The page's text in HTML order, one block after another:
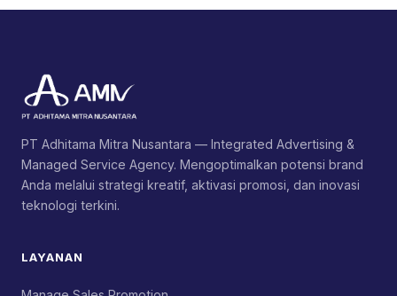
PT Adhitama Mitra Nusantara — Integrated Advertising &
Managed Service Agency. Mengoptimalkan potensi brand
Anda melalui strategi kreatif, aktivasi promosi, dan inovasi
teknologi terkini.
LAYANAN